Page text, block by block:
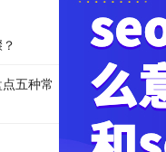
五种常